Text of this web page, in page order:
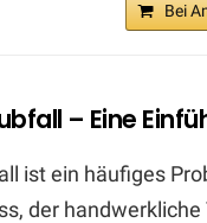
Bei
– Eine
ist ein häufiges
der